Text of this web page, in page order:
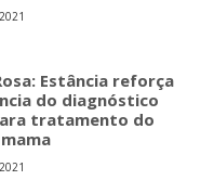
Estância reforça
do diagnóstico
tratamento do